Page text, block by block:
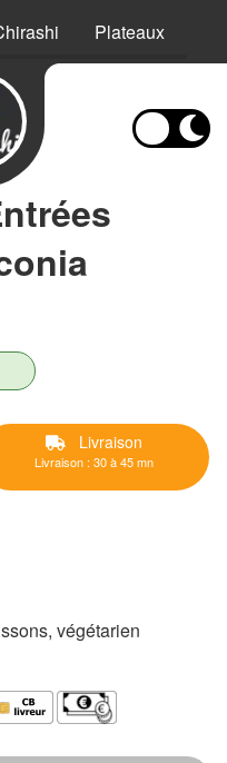
Plateaux
Livraison
Livraison : 30 à 45 mn
végétarien